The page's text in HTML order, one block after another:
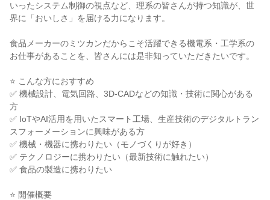
いったシステム制御の視点など、理系の皆さんが持つ知識が、世
界に「おいしさ」を届ける力になります。
食品メーカーのミツカンだからこそ活躍できる機電系・工学系の
お仕事があることを、皆さんには是非知っていただきたいです。
⭐ こんな方におすすめ
✅ 機械設計、電気回路、3D-CADなどの知識・技術に関心がある
方
✅ IoTやAI活用を用いたスマート工場、生産技術のデジタルトラン
スフォーメーションに興味がある方
✅ 機械・機器に携わりたい（モノづくりが好き）
✅ テクノロジーに携わりたい（最新技術に触れたい）
✅ 食品の製造に携わりたい
⭐ 開催概要